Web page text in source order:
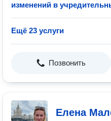
изменений в
Ещё 23 услуги
Позвонить
Елена